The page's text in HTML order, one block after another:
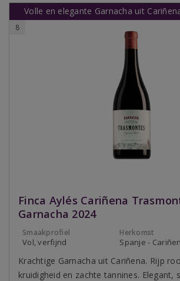
Volle en elegante Garnacha uit
8
Finca Aylés Cariñena
Garnacha 2024
Smaakprofiel
Vol, verfijnd
Herkomst
Spanje -
Krachtige Garnacha uit Cariñena. Rijp
kruidigheid en zachte tannines. Elegant,